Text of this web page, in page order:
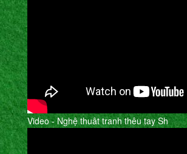
Video - Nghệ thuât tranh thêu tay Sh